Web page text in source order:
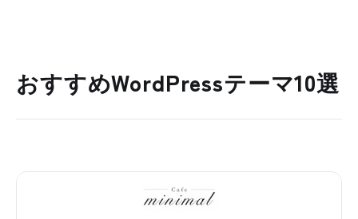
おすすめWordPressテーマ10選